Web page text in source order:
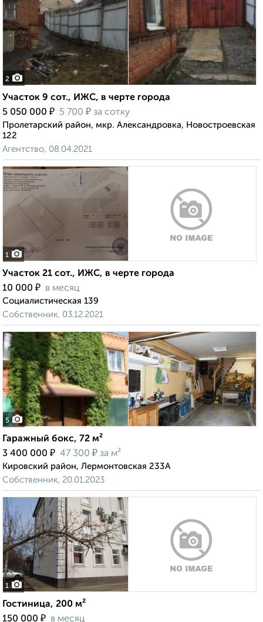
2
Участок 9 сот., ИЖС, в черте города
5 050 000 ₽ 5 700 ₽ за сотку
Пролетарский район, мкр. Александровка, Новостроевская
122
Агентство, 08.04.2021
1
Участок 21 сот., ИЖС, в черте города
10 000 ₽ в месяц
Социалистическая 139
Собственник, 03.12.2021
5
Гаражный бокс, 72 м²
3 400 000 ₽ 47 300 ₽ за м²
Кировский район, Лермонтовская 233А
Собственник, 20.01.2023
1
Гостиница, 200 м²
150 000 ₽ в месяц